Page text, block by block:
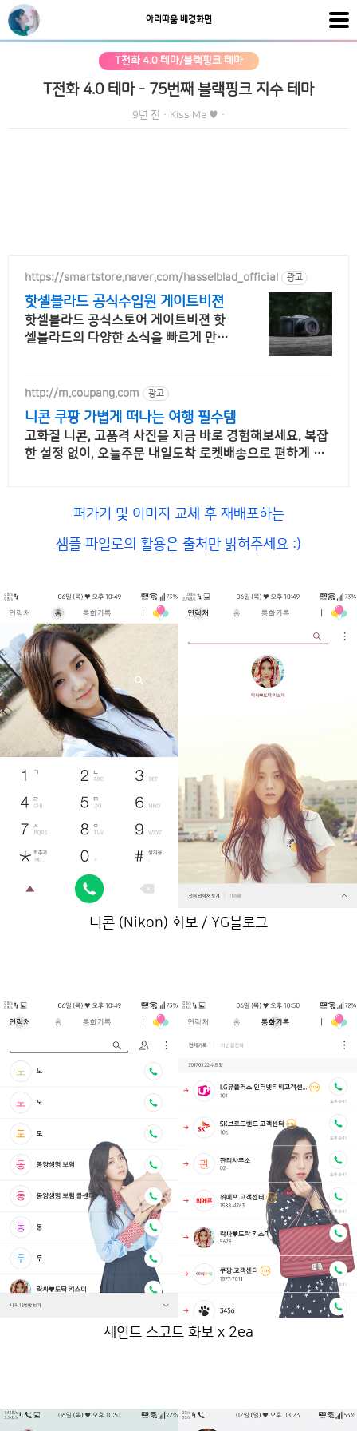
아리따움 배경화면
T전화 4.0 테마/블랙핑크 테마
T전화 4.0 테마 - 75번째 블랙핑크 지수 테마
9년 전 · Kiss Me ♥ ·
https://smartstore.naver.com/hasselblad_official 광고
핫셀블라드 공식수입원 게이트비젼
핫셀블라드 공식스토어 게이트비젼 핫
셀블라드의 다양한 소식을 빠르게 만나
http://m.coupang.com 광고
니콘 쿠팡 가볍게 떠나는 여행 필수템
고화질 니콘, 고품격 사진을 지금 바로 경험해보세요. 복잡
한 설정 없이, 오늘주문 내일도착 로켓배송으로 편하게 사
퍼가기 및 이미지 교체 후 재배포하는
샘플 파일로의 활용은 출처만 밝혀주세요 :)
니콘 (Nikon) 화보 / YG블로그
세인트 스코트 화보 x 2ea